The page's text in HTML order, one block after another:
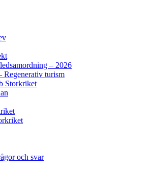
– 2026
Regenerativ turism
Storkriket
och svar